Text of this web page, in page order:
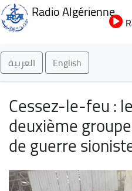
Radio Algérienne
العربية English
Cessez-le-feu :
deuxième
de guerre